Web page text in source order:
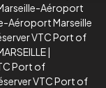
Aéroport
Aéroport Marseille
VTC Port of
|
Port of
VTC Port of